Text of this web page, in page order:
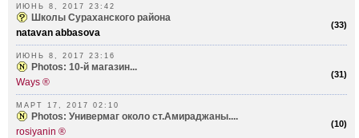
ИЮНЬ 8, 2017 23:42
(33)
Школы Сураханского района
natavan abbasova
ИЮНЬ 8, 2017 23:16
(31)
Photos: 10-й магазин...
Ways ®
МАРТ 17, 2017 02:10
(10)
Photos: Универмаг около ст.Амираджаны....
rosiyanin ®